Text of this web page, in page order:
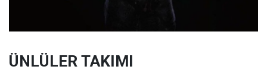
ÜNLÜLER TAKIMI